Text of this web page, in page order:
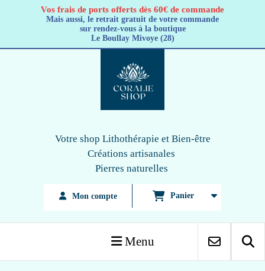
Vos frais de ports offerts dès 60€ de commande
Mais aussi, le retrait gratuit de votre commande
sur rendez-vous à la boutique
Le Boullay Mivoye (28)
Votre shop Lithothérapie et Bien-être
Créations artisanales
Pierres naturelles
Mon compte Panier
Menu
Panneau de gestion des cookies